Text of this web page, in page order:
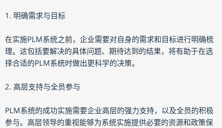
1. 明确需求与目标
在实施PLM系统之前，企业需要对自身的需求和目标进行明确梳
理。这包括要解决的具体问题、期待达到的结果，将有助于在选
择合适的PLM系统时做出更科学的决策。
2. 高层支持与全员参与
PLM系统的成功实施需要企业高层的强力支持，以及全员的积极
参与。高层领导的重视能够为系统实施提供必要的资源和政策保